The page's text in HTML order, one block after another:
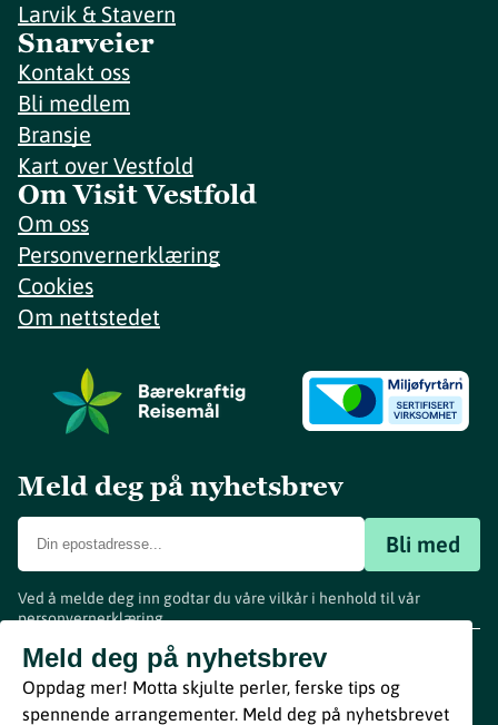
Larvik & Stavern
Snarveier
Kontakt oss
Bli medlem
Bransje
Kart over Vestfold
Om Visit Vestfold
Om oss
Personvernerklæring
Cookies
Om nettstedet
Meld deg på nyhetsbrev
Bli med
Ved å melde deg inn godtar du våre vilkår i henhold til vår
personvernerklæring.
Meld deg på nyhetsbrev
Oppdag mer! Motta skjulte perler, ferske tips og
spennende arrangementer. Meld deg på nyhetsbrevet
www.visitvestfold.com
Turistinformasjon
Vestfold Fylkeskommune